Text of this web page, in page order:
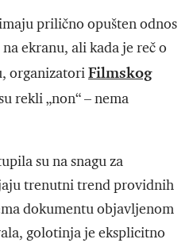
prilično opušten odnos
ekranu, ali kada je reč o
organizatoriFilmskog
rekli „non“ – nema
su na snagu za
trenutni trend providnih
dokumentu objavljenom
golotinja je eksplicitno